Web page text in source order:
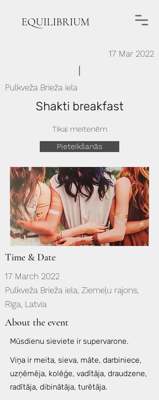
EQUILIBRIUM
17 Mar 2022
Pulkveža Brieža iela
Shakti breakfast
Tikai meitenēm
Pieteikšanās
Time & Date
17 March 2022
Pulkveža Brieža iela, Ziemeļu rajons,
Rīga, Latvia
About the event
Mūsdienu sieviete ir supervarone.
Viņa ir meita, sieva, māte, darbiniece,
uzņēmēja, kolēģe, vadītāja, draudzene,
radītāja, dibinātāja, turētāja.